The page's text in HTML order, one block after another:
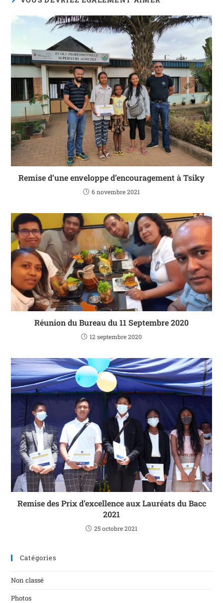
Remise d’une enveloppe d’encouragement à Tsiky
6 novembre 2021
Réunion du Bureau du 11 Septembre 2020
12 septembre 2020
Remise des Prix d’excellence aux Lauréats du Bacc
2021
25 octobre 2021
Catégories
Non classé
Photos